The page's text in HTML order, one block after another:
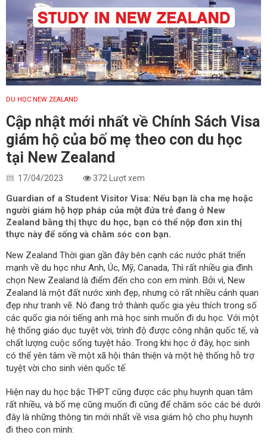
DU HỌC NEW ZEALAND
Cập nhật mới nhất về Chính Sách Visa
giám hộ của bố mẹ theo con du học
tại New Zealand
17/04/2023 372 Lượt xem
Guardian of a Student Visitor Visa: Nếu bạn là cha mẹ hoặc
người giám hộ hợp pháp của một đứa trẻ đang ở New
Zealand bằng thị thực du học, bạn có thể nộp đơn xin thị
thực này để sống và chăm sóc con bạn.
New Zealand Thời gian gần đây bên cạnh các nước phát triển
mạnh về du học như Anh, Úc, Mỹ, Canada, Thì rất nhiều gia đình
chọn New Zealand là điểm đến cho con em mình. Bởi vì, New
Zealand là một đất nước xinh đẹp, nhưng có rất nhiều cảnh quan
đẹp như tranh vẽ. Nó đang trở thành quốc gia yêu thích trong số
các quốc gia nói tiếng anh mà học sinh muốn đi du học. Với một
hệ thống giáo dục tuyệt vời, trình độ được công nhận quốc tế, và
chất lượng cuộc sống tuyệt hảo. Trong khi học ở đây, học sinh
có thể yên tâm về một xã hội thân thiện và một hệ thống hỗ trợ
tuyệt vời cho sinh viên quốc tế.
Hiện nay du học bậc THPT cũng được các phụ huynh quan tâm
rất nhiều, và bố mẹ cũng muốn đi cũng để chăm sóc các bé dưới
đây là những thông tin mới nhất về visa giám hộ cho phụ huynh
đi theo con mình: